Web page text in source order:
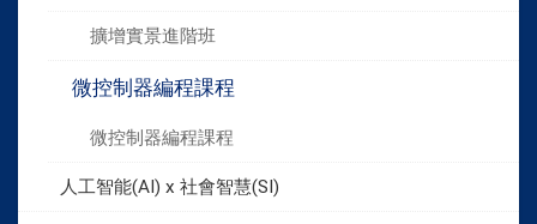
擴增實景進階班
微控制器編程課程
微控制器編程課程
人工智能(AI) x 社會智慧(SI)